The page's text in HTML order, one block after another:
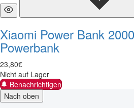
Xiaomi Power Bank
Powerbank
23,80€
Nicht auf Lager
Benachrichtigen
Nach oben